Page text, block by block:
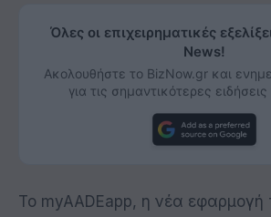
Όλες οι επιχειρηματικές
News!
Ακολουθήστε το BizNow.gr και
για τις σημαντικότερες
Το myAADEapp, η νέα εφαρμογή